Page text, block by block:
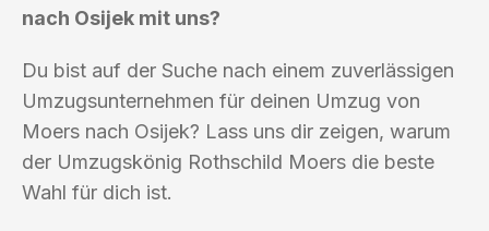
nach Osijek mit uns?
Du bist auf der Suche nach einem zuverlässigen
Umzugsunternehmen für deinen Umzug von
Moers nach Osijek? Lass uns dir zeigen, warum
der Umzugskönig Rothschild Moers die beste
Wahl für dich ist.